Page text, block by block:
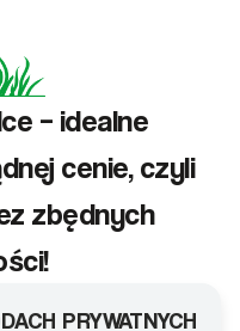
– idealne
cenie, czyli
zbędnych
PRYWATNYCH